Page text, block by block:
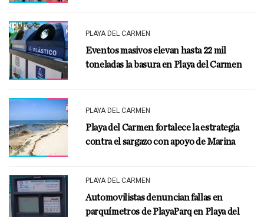
PLAYA DEL CARMEN
Eventos masivos elevan hasta 22 mil
toneladas la basura en Playa del Carmen
PLAYA DEL CARMEN
Playa del Carmen fortalece la estrategia
contra el sargazo con apoyo de Marina
PLAYA DEL CARMEN
Automovilistas denuncian fallas en
parquímetros de PlayaParq en Playa del